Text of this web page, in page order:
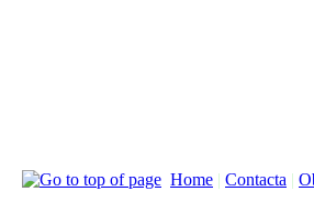
Home | Contacta |